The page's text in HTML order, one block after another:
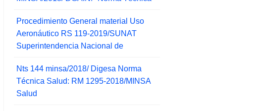
Procedimiento General material Uso
Aeronáutico RS 119-2019/SUNAT
Superintendencia Nacional de
Nts 144 minsa/2018/ Digesa Norma
Técnica Salud: RM 1295-2018/MINSA
Salud